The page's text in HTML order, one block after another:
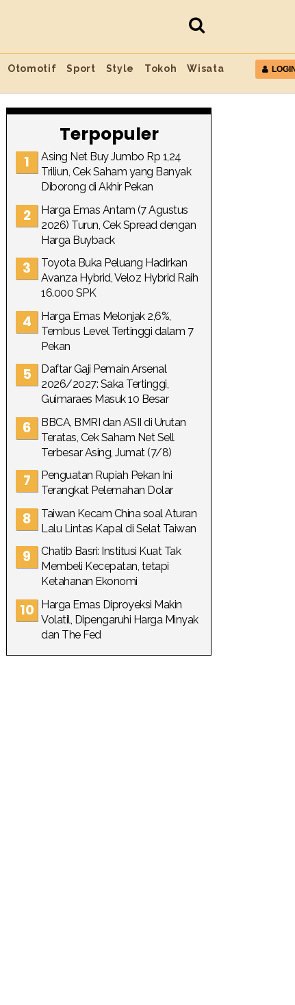
Otomotif Sport Style Tokoh Wisata
Terpopuler
Asing Net Buy Jumbo Rp 1,24
Triliun, Cek Saham yang Banyak
Diborong di Akhir Pekan
Harga Emas Antam (7 Agustus
2026) Turun, Cek Spread dengan
Harga Buyback
Toyota Buka Peluang Hadirkan
Avanza Hybrid, Veloz Hybrid Raih
16.000 SPK
Harga Emas Melonjak 2,6%,
Tembus Level Tertinggi dalam 7
Pekan
Daftar Gaji Pemain Arsenal
2026/2027: Saka Tertinggi,
Guimaraes Masuk 10 Besar
BBCA, BMRI dan ASII di Urutan
Teratas, Cek Saham Net Sell
Terbesar Asing, Jumat (7/8)
Penguatan Rupiah Pekan Ini
Terangkat Pelemahan Dolar
Taiwan Kecam China soal Aturan
Lalu Lintas Kapal di Selat Taiwan
Chatib Basri: Institusi Kuat Tak
Membeli Kecepatan, tetapi
Ketahanan Ekonomi
Harga Emas Diproyeksi Makin
Volatil, Dipengaruhi Harga Minyak
dan The Fed